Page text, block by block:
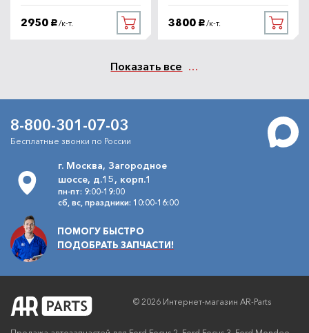
2950 руб. /к-т. 3800 руб. /к-т.
Показать все
8-800-301-07-03
Бесплатные звонки по России
г. Москва, Загородное
шоссе, д.15, корп.1
пн-пт: 9:00-19:00
сб, вс, праздники: 10:00-16:00
ПОМОГУ БЫСТРО
ПОДОБРАТЬ ЗАПЧАСТИ!
© 2026 Интернет-магазин AR-Parts